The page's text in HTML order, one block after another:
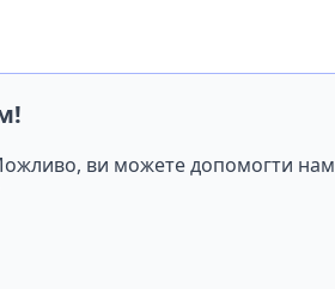
Можливо, ви можете допомогти нам